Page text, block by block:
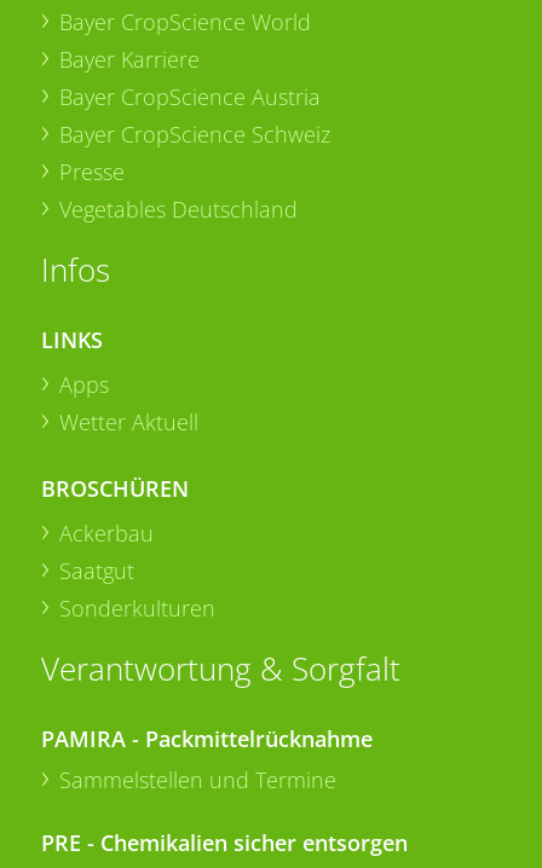
Bayer CropScience World
Bayer Karriere
Bayer CropScience Austria
Bayer CropScience Schweiz
Presse
Vegetables Deutschland
Infos
LINKS
Apps
Wetter Aktuell
BROSCHÜREN
Ackerbau
Saatgut
Sonderkulturen
Verantwortung & Sorgfalt
PAMIRA - Packmittelrücknahme
Sammelstellen und Termine
PRE - Chemikalien sicher entsorgen